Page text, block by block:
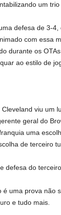
um
defesa de 3-
com essa
durante os
ao estilo de
Cleveland viu um
geral do
uma
de terceiro
defesa do
é uma prova não
e tudo mais.